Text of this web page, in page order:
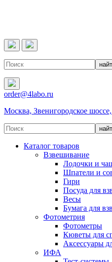
order@4labo.ru
Москва, Звенигородское
Каталог товаров
Взвешивание
Лодочки и
Шпатели и
Гири
Посуда для
Весы
Бумага для
Фотометрия
Фотометры
Кюветы для
Аксессуары
ИФА